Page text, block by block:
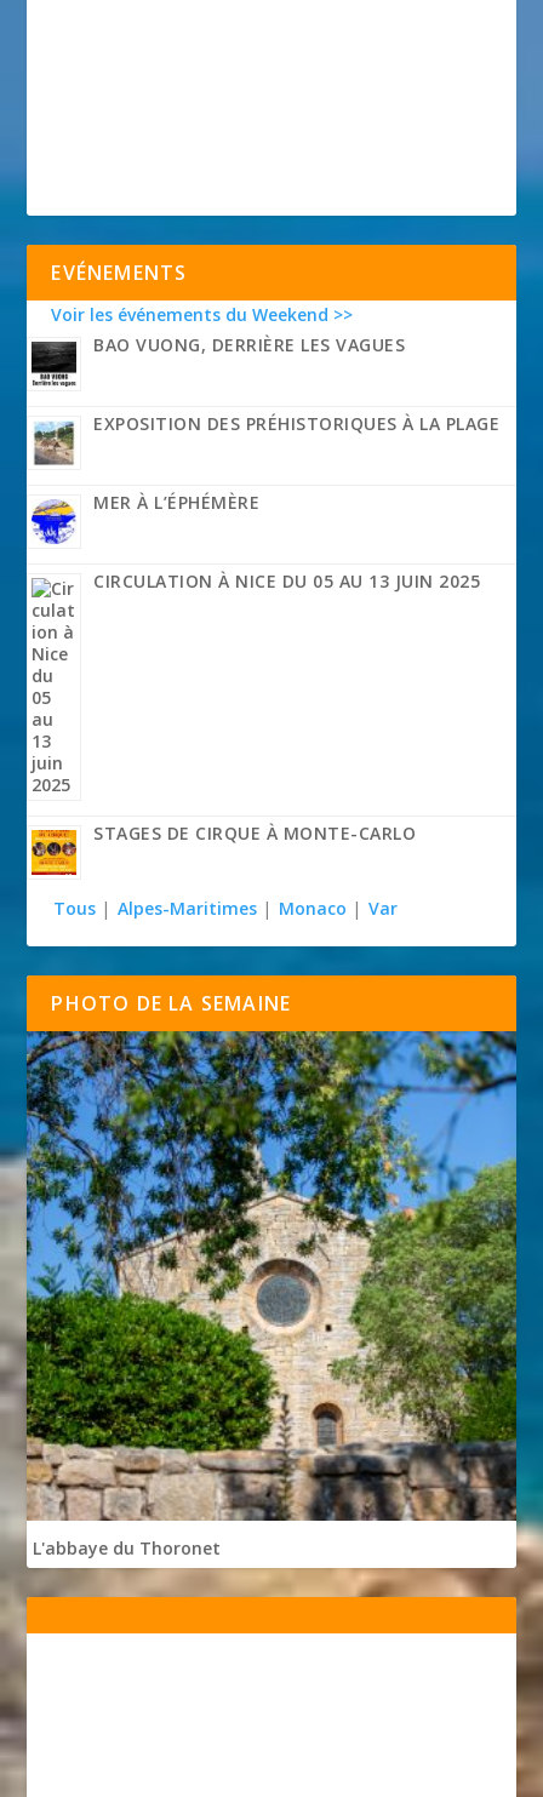
EVÉNEMENTS
Voir les événements du Weekend >>
BAO VUONG, DERRIÈRE LES VAGUES
EXPOSITION DES PRÉHISTORIQUES À LA PLAGE
MER À L’ÉPHÉMÈRE
CIRCULATION À NICE DU 05 AU 13 JUIN 2025
STAGES DE CIRQUE À MONTE-CARLO
Tous | Alpes-Maritimes | Monaco | Var
PHOTO DE LA SEMAINE
L'abbaye du Thoronet